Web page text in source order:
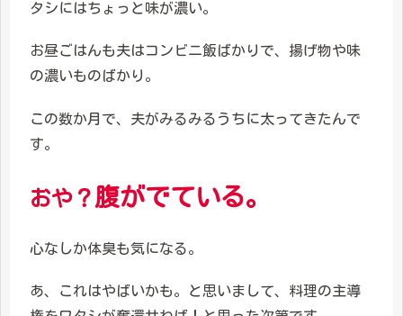
タシにはちょっと味が濃い。
お昼ごはんも夫はコンビニ飯ばかりで、揚げ物や味
の濃いものばかり。
この数か月で、夫がみるみるうちに太ってきたんで
す。
おや？ 腹がでている。
心なしか体臭も気になる。
あ、これはやばいかも。と思いまして、料理の主導